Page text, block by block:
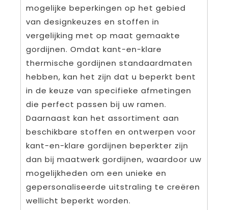
mogelijke beperkingen op het gebied
van designkeuzes en stoffen in
vergelijking met op maat gemaakte
gordijnen. Omdat kant-en-klare
thermische gordijnen standaardmaten
hebben, kan het zijn dat u beperkt bent
in de keuze van specifieke afmetingen
die perfect passen bij uw ramen.
Daarnaast kan het assortiment aan
beschikbare stoffen en ontwerpen voor
kant-en-klare gordijnen beperkter zijn
dan bij maatwerk gordijnen, waardoor uw
mogelijkheden om een unieke en
gepersonaliseerde uitstraling te creëren
wellicht beperkt worden.